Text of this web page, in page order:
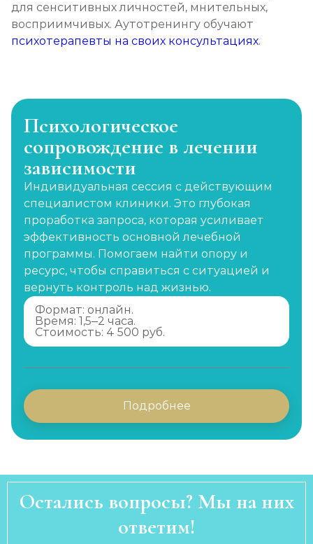
для сенситивных личностей, мнительных,
восприимчивых. Аутотренингу обучают
психотерапевты на своих консультациях.
Психологическое
сопровождение в лечении
зависимости
Индивидуальная сессия с действующим
специалистом клиники. Это глубокая
проработка запроса, которая усиливает
эффективность основной лечебной
программы. Помогаем найти опору и
ресурс, чтобы справиться с ситуацией и
вернуть контроль над жизнью.
Формат: онлайн.
Время: 1,5–2 часа.
Стоимость: 4 500 руб.
Подробнее
Остались вопросы? Мы на них
ответим!